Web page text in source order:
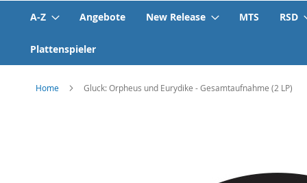
A-Z Angebote New Release MTS RSD
Plattenspieler
Home Gluck: Orpheus und Eurydike - Gesamtaufnahme (2 LP)